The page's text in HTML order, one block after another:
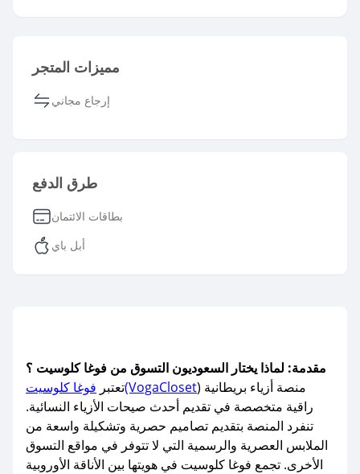
مميزات المتجر
إرجاع مجاني
طرق الدفع
بطاقات الائتمان
أبل باي
مقدمة: لماذا يختار السعوديون التسوق من فوغا كلوسيت ؟
تعتبرفوغا كلوسيت(VogaCloset) منصة أزياء بريطانية
راقية متخصصة في تقديم أحدث صيحات الأزياء النسائية.
تنفرد المنصة بتقديم تصاميم حصرية وتشكيلة واسعة من
الملابس العصرية والرسمية التي لا تتوفر في مواقع التسوق
الأخرى. تجمع فوغا كلوسيت في هويتها بين الأناقة الأوروبية